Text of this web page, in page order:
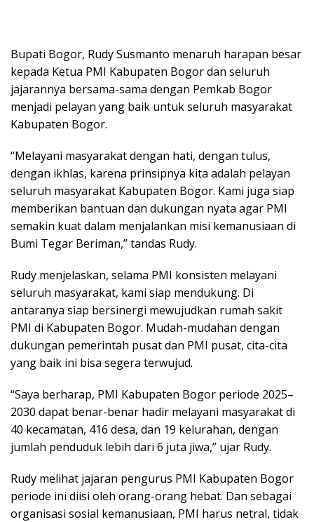
Bupati Bogor, Rudy Susmanto menaruh harapan besar
kepada Ketua PMI Kabupaten Bogor dan seluruh
jajarannya bersama-sama dengan Pemkab Bogor
menjadi pelayan yang baik untuk seluruh masyarakat
Kabupaten Bogor.
“Melayani masyarakat dengan hati, dengan tulus,
dengan ikhlas, karena prinsipnya kita adalah pelayan
seluruh masyarakat Kabupaten Bogor. Kami juga siap
memberikan bantuan dan dukungan nyata agar PMI
semakin kuat dalam menjalankan misi kemanusiaan di
Bumi Tegar Beriman,” tandas Rudy.
Rudy menjelaskan, selama PMI konsisten melayani
seluruh masyarakat, kami siap mendukung. Di
antaranya siap bersinergi mewujudkan rumah sakit
PMI di Kabupaten Bogor. Mudah-mudahan dengan
dukungan pemerintah pusat dan PMI pusat, cita-cita
yang baik ini bisa segera terwujud.
“Saya berharap, PMI Kabupaten Bogor periode 2025–
2030 dapat benar-benar hadir melayani masyarakat di
40 kecamatan, 416 desa, dan 19 kelurahan, dengan
jumlah penduduk lebih dari 6 juta jiwa,” ujar Rudy.
Rudy melihat jajaran pengurus PMI Kabupaten Bogor
periode ini diisi oleh orang-orang hebat. Dan sebagai
organisasi sosial kemanusiaan, PMI harus netral, tidak